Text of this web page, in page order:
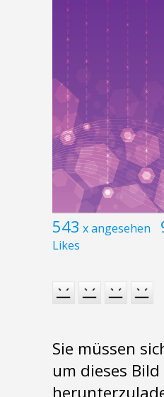
543 x angesehen
Likes
Sie müssen
um dieses Bild